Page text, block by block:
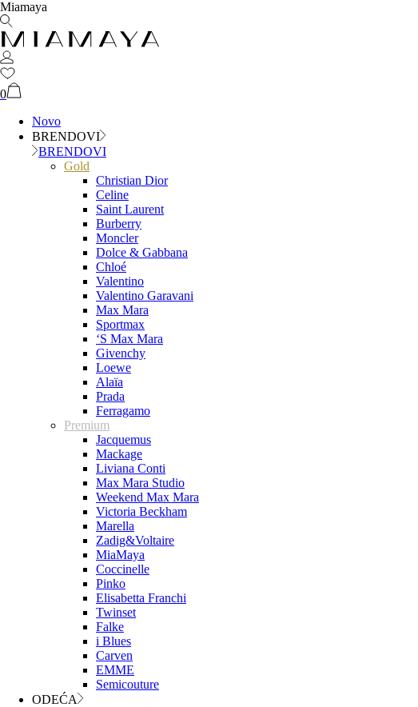
Miamaya
0
Novo
BRENDOVI
BRENDOVI
Gold
Christian Dior
Celine
Saint Laurent
Burberry
Moncler
Dolce & Gabbana
Chloé
Valentino
Valentino Garavani
Max Mara
Sportmax
‘S Max Mara
Givenchy
Loewe
Alaïa
Prada
Ferragamo
Premium
Jacquemus
Mackage
Liviana Conti
Max Mara Studio
Weekend Max Mara
Victoria Beckham
Marella
Zadig&Voltaire
MiaMaya
Coccinelle
Pinko
Elisabetta Franchi
Twinset
Falke
i Blues
Carven
EMME
Semicouture
ODEĆA